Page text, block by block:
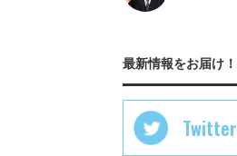
最新情報をお届け！
Twitter